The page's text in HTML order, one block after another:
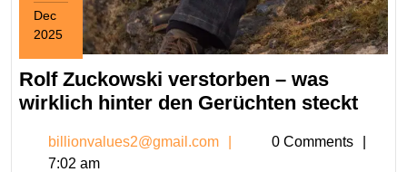
Dec
2025
December
30,
2025
Rolf Zuckowski verstorben – was
wirklich hinter den Gerüchten stecktRolf
billionvalues2@gmail.com
0 Comments
7:02 am